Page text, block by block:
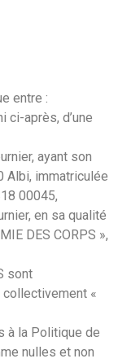
entre :
ci-après, d’une
ayant son
Albi, immatriculée
00045,
en sa qualité
DES CORPS »,
sont
«
à la Politique de
nulles et non